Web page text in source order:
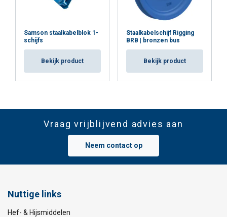
Samson staalkabelblok 1-
schijfs
Bekijk product
Staalkabelschijf Rigging
BRB | bronzen bus
Bekijk product
Vraag vrijblijvend advies aan
Neem contact op
Nuttige links
Hef- & Hijsmiddelen